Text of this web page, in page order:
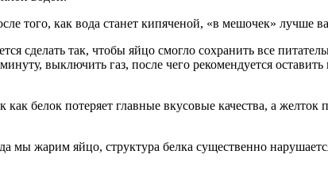
того, как вода станет кипяченой, «в мешочек» лучше
сделать так, чтобы яйцо смогло сохранить все
выключить газ, после чего рекомендуется
как белок потеряет главные вкусовые качества, а
мы жарим яйцо, структура белка существенно